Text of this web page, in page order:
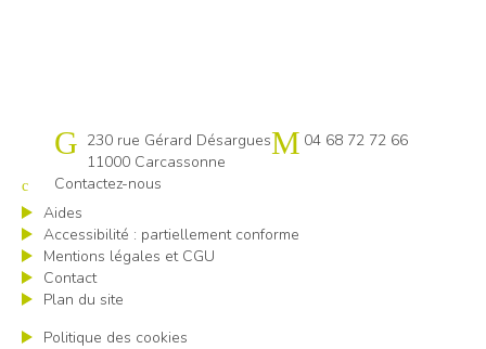
Cap emploi 11
230 rue Gérard Désargues
11000 Carcassonne
04 68 72 72 66
Contactez-nous
Aides
Accessibilité : partiellement conforme
Mentions légales et CGU
Contact
Plan du site
Politique des cookies